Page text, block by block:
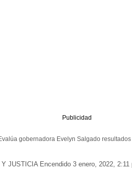
Publicidad
gobernadora Evelyn Salgado
JUSTICIA Encendido 3 enero, 2022, 2:11